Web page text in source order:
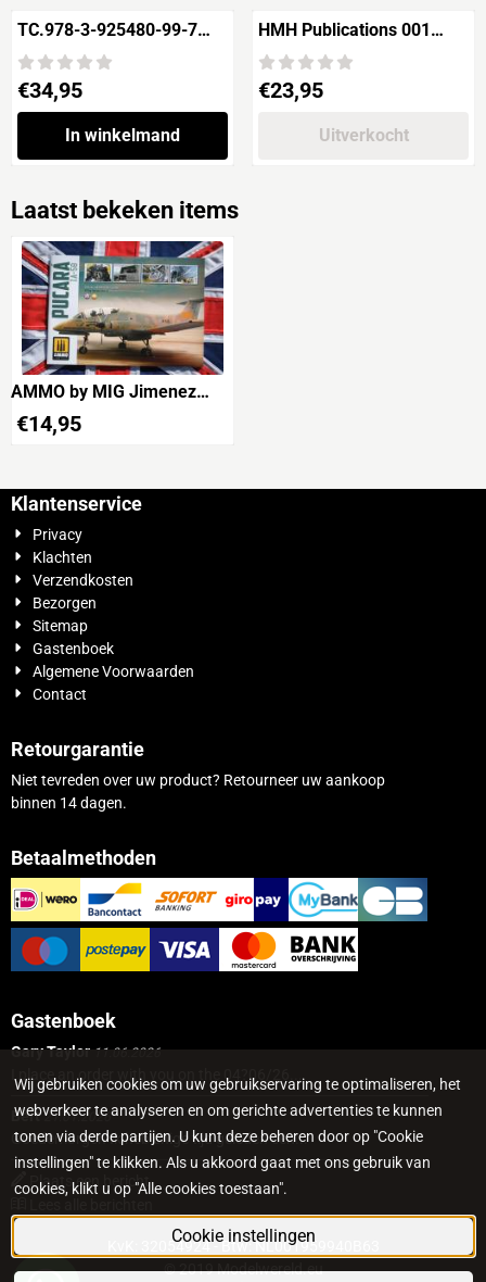
TC.978-3-925480-99-7
PANZERMODELLBAU
Prijs: 34,95
€34,95
In winkelmand
HMH Publications 001
Jaguar Royal Air Force,
Armée de I'Air, Indian Air
Force by Duke Hawkins
Prijs: 23,95
€23,95
Uitverkocht
Laatst bekeken items
AMMO by MIG Jimenez
A.MIG-6025 IA-58 Pucará
Visual Modelers Guide
€14,95
Klantenservice
Privacy
Klachten
Verzendkosten
Bezorgen
Sitemap
Gastenboek
Algemene Voorwaarden
Contact
Retourgarantie
Niet tevreden over uw product? Retourneer uw aankoop
binnen 14 dagen.
Betaalmethoden
Gastenboek
Gary Taylor 11.06.2026
I place an order with you on the 04?06/26...
Bert 21.01.2026
Goedemorgen Ik heb enige tijd geleden een...
Plaats een bericht
KvK: 32054924 - Btw: NL001959940B63
© 2019 Modelwereld.eu
Wij gebruiken cookies om uw gebruikservaring te optimaliseren, het
webverkeer te analyseren en om gerichte advertenties te kunnen
tonen via derde partijen. U kunt deze beheren door op "Cookie
instellingen" te klikken. Als u akkoord gaat met ons gebruik van
cookies, klikt u op "Alle cookies toestaan".
Cookie instellingen